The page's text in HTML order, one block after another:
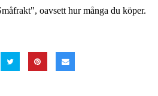
oavsett hur många du köper.